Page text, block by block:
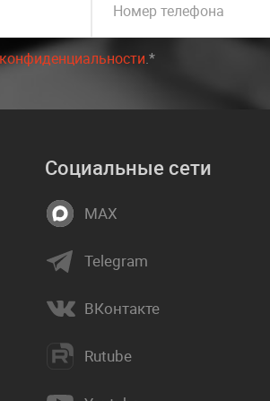
Номер телефона
.*
Социальные сети
MAX
Telegram
ВКонтакте
Rutube